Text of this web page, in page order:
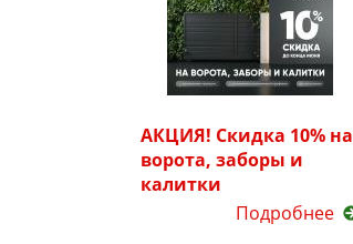
АКЦИЯ! Скидка 10% на
ворота, заборы и
калитки
Подробнее